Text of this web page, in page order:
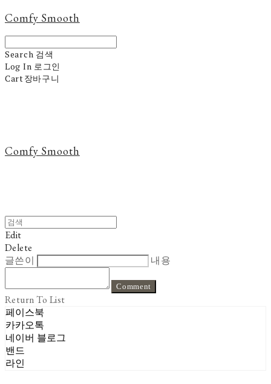
Comfy Smooth
Search 검색
Log In 로그인
Cart장바구니
Comfy Smooth
Edit
Delete
글쓴이
내용
Comment
Return To List
페이스북
카카오톡
네이버 블로그
밴드
라인